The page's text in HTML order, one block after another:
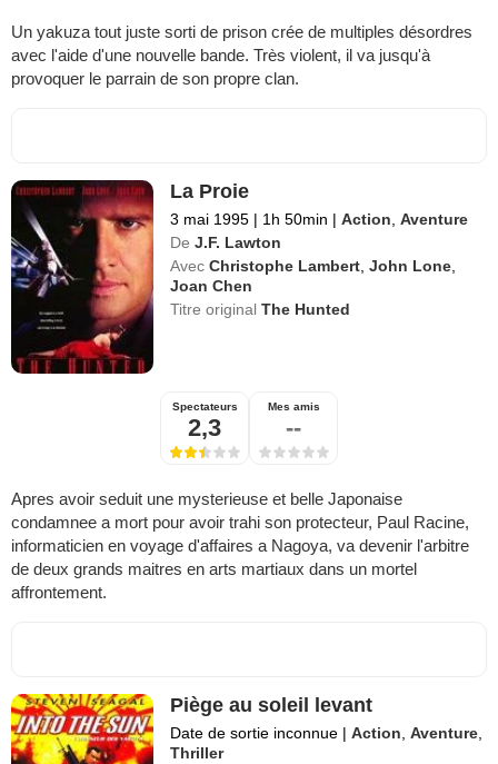
Un yakuza tout juste sorti de prison crée de multiples désordres
avec l'aide d'une nouvelle bande. Très violent, il va jusqu'à
provoquer le parrain de son propre clan.
La Proie
3 mai 1995 | 1h 50min | Action ,Aventure
De J.F. Lawton
Avec Christophe Lambert ,John Lone
Joan Chen
Titre originalThe Hunted
Spectateurs
2,3
Mes amis
--
Apres avoir seduit une mysterieuse et belle Japonaise
condamnee a mort pour avoir trahi son protecteur, Paul Racine,
informaticien en voyage d'affaires a Nagoya, va devenir l'arbitre
de deux grands maitres en arts martiaux dans un mortel
affrontement.
Piège au soleil levant
Date de sortie inconnue | Action ,Aventure
Thriller